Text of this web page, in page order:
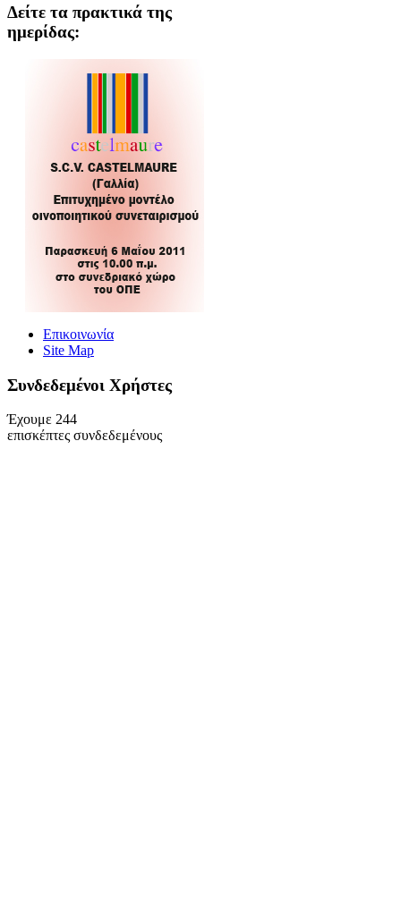
Δείτε τα πρακτικά της
ημερίδας:
Επικοινωνία
Site Map
Συνδεδεμένοι Xρήστες
Έχουμε 244
επισκέπτες συνδεδεμένους